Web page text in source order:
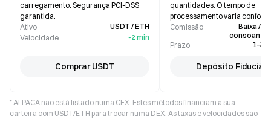
carregamento. Segurança PCI-DSS
garantida.
Ativo
USDT / ETH
Velocidade
~2 min
Comprar USDT
quantidades. O tempo de
processamento varia
banco.
Comissão
Baixa /
consoante
Prazo
1–3
Depósito
* ALPACA não está listado numa CEX. Estes métodos financiam a sua
carteira com USDT/ETH para trocar numa DEX. As taxas e velocidades são